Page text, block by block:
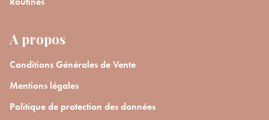
A propos
Conditions Générales de Vente
Mentions légales
Politique de protection des données
En renseignant votre adresse e-mail, vous acceptez de recevoir des